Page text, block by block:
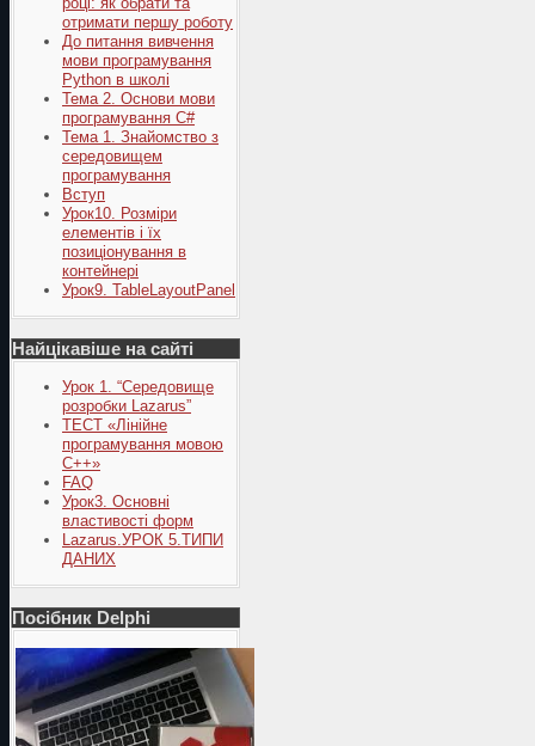
отримати першу роботу
До питання вивчення
мови програмування
Python в школі
Тема 2. Основи мови
програмування C#
Тема 1. Знайомство з
середовищем
програмування
Вступ
Урок10. Розміри
елементів і їх
позиціонування в
контейнері
Урок9. TableLayoutPanel
Найцікавіше на сайті
Урок 1. “Середовище
розробки Lazarus”
ТЕСТ «Лінійне
програмування мовою
С++»
FAQ
Урок3. Основні
властивості форм
Lazarus.УРОК 5.ТИПИ
ДАНИХ
Посібник Delphi